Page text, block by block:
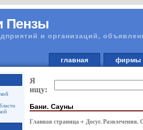
Пензы
и организаций,
главная
Я
ищу:
Бани. Сауны
Главная страница Досуг. Развлечения.